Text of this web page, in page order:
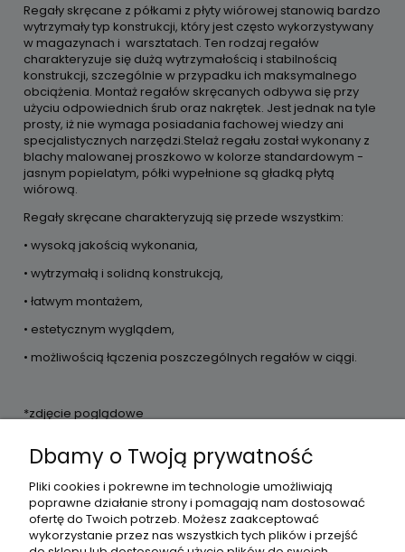
Regały skręcane z półkami z płyty wiórowej stanowią bardzo
wytrzymały typ konstrukcji, który jest często wykorzystywany
w magazynach i warsztatach. Ten rodzaj regałów
charakteryzuje się dużą wytrzymałością i stabilnością
konstrukcji, szczególnie w przypadku ich maksymalnego
obciążenia. Montaż regałów skręcanych odbywa się przy
użyciu odpowiednich śrub oraz nakrętek. Jest jednak na tyle
prosty, iż nie wymaga posiadania fachowej wiedzy ani
specjalistycznych narzędzi.Stelaż regału został wykonany z
blachy malowanej proszkowo w kolorze standardowym -
jasnym popielatym, półki wypełnione są gładką płytą
wiórową.
Regały skręcane charakteryzują się przede wszystkim:
• wysoką jakością wykonania,
• wytrzymałą i solidną konstrukcją,
• łatwym montażem,
• estetycznym wyglądem,
• możliwością łączenia poszczególnych regałów w ciągi.
*zdjęcie poglądowe
Moje konto
Dbamy o Twoją prywatność
Pliki cookies i pokrewne im technologie umożliwiają
poprawne działanie strony i pomagają nam dostosować
ofertę do Twoich potrzeb. Możesz zaakceptować
wykorzystanie przez nas wszystkich tych plików i przejść